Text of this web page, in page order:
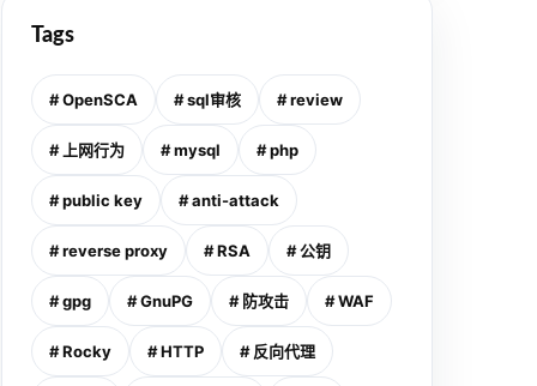
Tags
# OpenSCA # sql审核 # review
# 上网行为 # mysql # php
# public key # anti-attack
# reverse proxy # RSA # 公钥
# gpg # GnuPG # 防攻击 # WAF
# Rocky # HTTP # 反向代理